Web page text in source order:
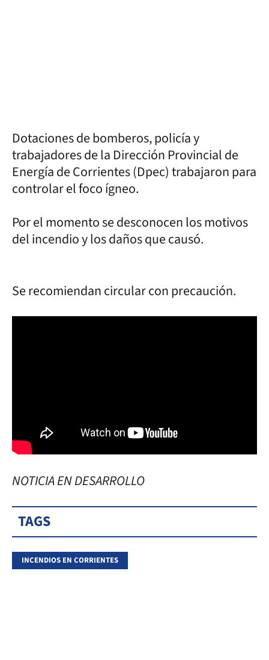
Dotaciones de bomberos, policía y
trabajadores de la Dirección Provincial de
Energía de Corrientes (Dpec) trabajaron para
controlar el foco ígneo.
Por el momento se desconocen los motivos
del incendio y los daños que causó.
Se recomiendan circular con precaución.
NOTICIA EN DESARROLLO
TAGS
INCENDIOS EN CORRIENTES